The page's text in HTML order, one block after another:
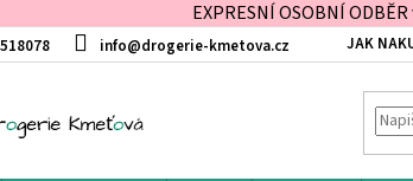
EXPRESNÍ OSOBNÍ
info@drogerie-kmetova.cz JAK